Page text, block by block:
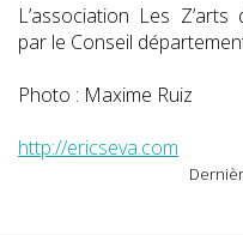
L’association Les
par le Conseil
Photo : Maxime Ruiz
http://ericseva.com